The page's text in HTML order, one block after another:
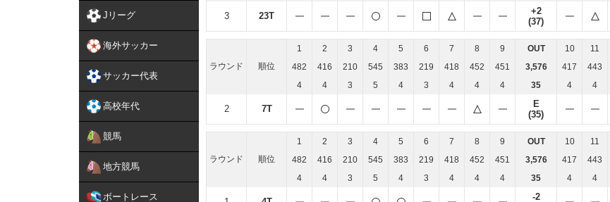
Jリーグ
海外サッカー
サッカー代表
高校年代
競馬
地方競馬
ボートレース
3 23T
+2
(37)
ラウンド 順位
1 2 3 4 5 6 7 8 9 OUT 10 11
482
416 210 545 383 219 418 452 451 3,576 417 443
4
4 3 5 4 3 4 4 4 35 4 4
2 7T
E
(35)
ラウンド 順位
1 2 3 4 5 6 7 8 9 OUT 10 11
482
416 210 545 383 219 418 452 451 3,576 417 443
4
4 3 5 4 3 4 4 4 35 4 4
-2